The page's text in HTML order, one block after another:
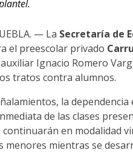
— La Secretaría de
el preescolar privado
Ignacio Romero
tratos contra alumnos.
la dependencia
de las clases
continuarán en modalidad
menores mientras se